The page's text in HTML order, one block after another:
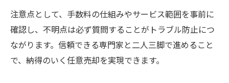
注意点として、手数料の仕組みやサービス範囲を事前に
確認し、不明点は必ず質問することがトラブル防止につ
ながります。信頼できる専門家と二人三脚で進めること
で、納得のいく任意売却を実現できます。